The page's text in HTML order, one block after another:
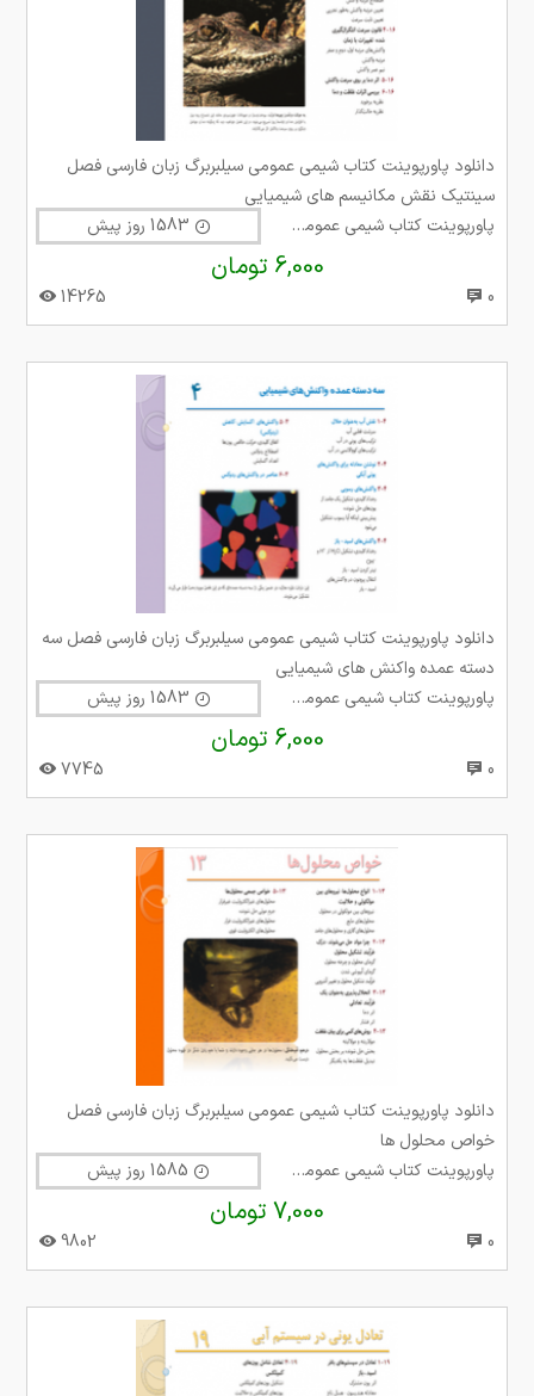
دانلود پاورپوینت کتاب شیمی عمومی سیلبربرگ زبان فارسی فصل
سینتیک نقش مکانیسم های شیمیایی
پاورپوینت کتاب شیمی عمومی سیلبربرگ
6,000 تومان
0
14265
دانلود پاورپوینت کتاب شیمی عمومی سیلبربرگ زبان فارسی فصل سه
دسته عمده واکنش های شیمیایی
پاورپوینت کتاب شیمی عمومی سیلبربرگ
6,000 تومان
0
7745
دانلود پاورپوینت کتاب شیمی عمومی سیلبربرگ زبان فارسی فصل
خواص محلول ها
پاورپوینت کتاب شیمی عمومی سیلبربرگ
7,000 تومان
0
9802